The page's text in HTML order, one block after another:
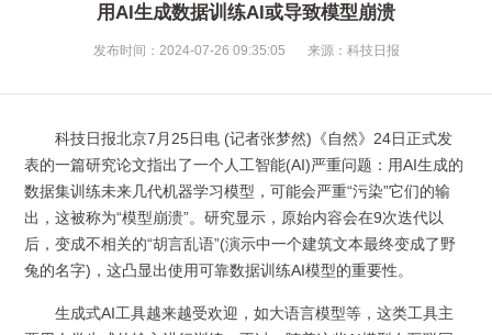
用AI生成数据训练AI或导致模型崩溃
发布时间：2024-07-26 09:35:05 来源：科技日报
科技日报北京7月25日电 (记者张梦然)《自然》24日正式发
表的一篇研究论文指出了一个人工智能(AI)严重问题：用AI生成的
数据集训练未来几代机器学习模型，可能会严重“污染”它们的输
出，这被称为“模型崩溃”。研究显示，原始内容会在9次迭代以
后，变成不相关的“胡言乱语”(演示中一个建筑文本最终变成了野
兔的名字)，这凸显出使用可靠数据训练AI模型的重要性。
生成式AI工具越来越受欢迎，如大语言模型等，这类工具主